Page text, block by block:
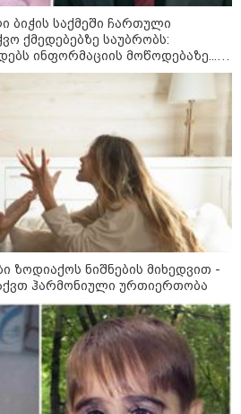
სისტემის სრული
სემეკ-ის წევრი
23:14 / 06-08-2026
სამოქალაქო საზოგადოების
წარმომადგენლები 2008 წლის
რუსეთ-საქართველოს აგვისტოს
ომის 18 წლისთავთან
განცხადებას ავრცელებენ
22:35 / 06-08-2026
"კიდევ ერთხელ მოვუწოდებ
საქართველოს მთავრობას, მისი
დაუყოვნებლივი და უპირობო
გათავისუფლებისკენ" - რას
წერს ეუთო-ს წარმომადგენელი
მზია ამაღლობელზე?
ბიჭის საქმეში ჩართული
ქმედებებზე საუბრობს:
ინფორმაციის მოწოდებაზე...
საქმის ჩაფარცხვის ოპერაცია"
ზოდიაქოს ნიშნების მიხედვით -
ჰარმონიული ურთიერთობა